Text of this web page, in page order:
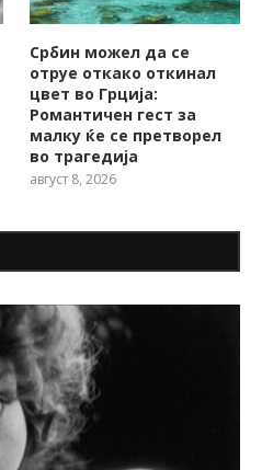
Србин можел да се
отруе откако откинал
цвет во Грција:
Романтичен гест за
малку ќе се претворел
во трагедија
август 8, 2026